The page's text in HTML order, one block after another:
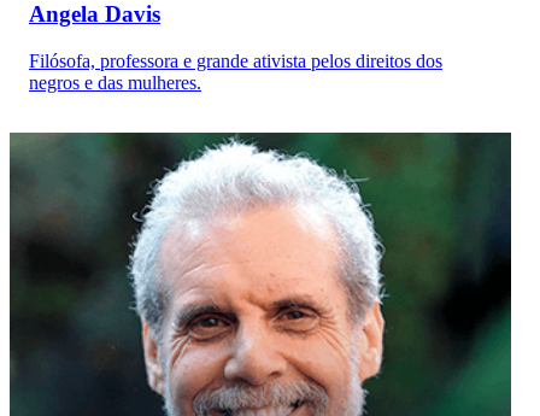
Angela Davis
Filósofa, professora e grande ativista pelos direitos dos
negros e das mulheres.